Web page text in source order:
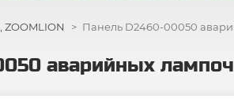
ZOOMLION Панель D2460-00050
аварийных